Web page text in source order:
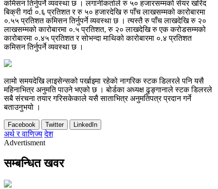
कमिसन तिर्नुपर्ने व्यवस्था छ । लगानीकर्ताले रु ५० हजारसम्मको सेयर खरिद
बिक्री गर्दा ०.६ प्रतिशत र रु ५० हजारदेखि रु पाँच लाखसम्मको कारोबारमा
०.५५ प्रतिशत कमिसन तिर्नुपर्ने व्यवस्था छ । त्यस्तै रु पाँच लाखदेखि रु २०
लाखसम्मको कारोबारमा ०.५ प्रतिशत, रु २० लाखदेखि रु एक करोडसम्मको
कारोबारमा ०.४५ प्रतिशत र सोभन्दा माथिको कारोबारमा ०.४ प्रतिशत
कमिसन तिर्नुपर्ने व्यवस्था छ ।
लामो समयदेखि लाइसेन्सको पर्खाइमा रहेको नागरिक स्टक डिलरले पनि यसै
महिनाभित्र अनुमति पाउने भएको छ । बोर्डका अध्यक्ष ढुङ्गानाले स्टक डिलरले
सबै संरचना तयार गरिसकेकाले यसै साताभित्र अनुमतिपत्र प्रदान गर्ने
बताउनुभयो ।
Facebook Twitter LinkedIn
अर्थ र वाणिज्य देश
Advertisment
सम्बन्धित खवर